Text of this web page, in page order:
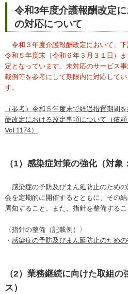
令和3年度介護報酬改定
の対応について
令和３年度介護報酬改定において、下
令和５年度末（令和６年３月３１日）
定となっています。未対応のサービス
載例等を参考にして期限内に対応して
す。
（参考）令和５年度末で経過措置期間
酬改定における改定事項について（依
Vol.1174）
（1）感染症対策の強化（対象
感染症の予防及びまん延防止のため
会を定期的に開催するとともに、その
周知すること。また、指針を整備するこ
〈指針の整備（記載例）〉
・ 感染症の予防及びまん延防止のため
（2）業務継続に向けた取組
ス）